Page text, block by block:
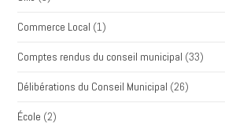
Commerce Local (1)
Comptes rendus du conseil municipal (33)
Délibérations du Conseil Municipal (26)
École (2)